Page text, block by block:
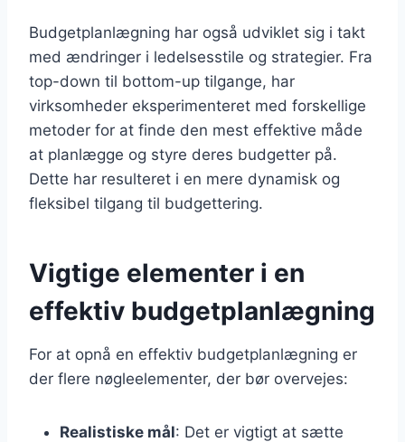
Budgetplanlægning har også udviklet sig i takt
med ændringer i ledelsesstile og strategier. Fra
top-down til bottom-up tilgange, har
virksomheder eksperimenteret med forskellige
metoder for at finde den mest effektive måde
at planlægge og styre deres budgetter på.
Dette har resulteret i en mere dynamisk og
fleksibel tilgang til budgettering.
Vigtige elementer i en
effektiv budgetplanlægning
For at opnå en effektiv budgetplanlægning er
der flere nøgleelementer, der bør overvejes:
Realistiske mål: Det er vigtigt at sætte